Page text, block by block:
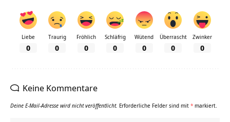
Liebe
0
Traurig
0
Fröhlich
0
Schläfrig
0
Wütend
0
Überrascht
0
Zwinker
0
Keine Kommentare
Deine E-Mail-Adresse wird nicht veröffentlicht. Erforderliche Felder sind mit * markiert.